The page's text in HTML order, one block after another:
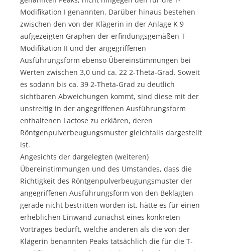
Modifikation I genannten. Darüber hinaus bestehen
zwischen den von der Klägerin in der Anlage K 9
aufgezeigten Graphen der erfindungsgemäßen T-
Modifikation II und der angegriffenen
Ausführungsform ebenso Übereinstimmungen bei
Werten zwischen 3,0 und ca. 22 2-Theta-Grad. Soweit
es sodann bis ca. 39 2-Theta-Grad zu deutlich
sichtbaren Abweichungen kommt, sind diese mit der
unstreitig in der angegriffenen Ausführungsform
enthaltenen Lactose zu erklären, deren
Röntgenpulverbeugungsmuster gleichfalls dargestellt
ist.
Angesichts der dargelegten (weiteren)
Übereinstimmungen und des Umstandes, dass die
Richtigkeit des Röntgenpulverbeugungsmuster der
angegriffenen Ausführungsform von den Beklagten
gerade nicht bestritten worden ist, hätte es für einen
erheblichen Einwand zunächst eines konkreten
Vortrages bedurft, welche anderen als die von der
Klägerin benannten Peaks tatsächlich die für die T-